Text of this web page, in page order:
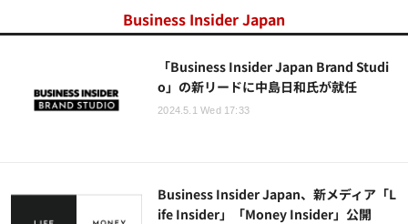
Business Insider Japan
「Business Insider Japan Brand Studi
o」の新リードに中島日和氏が就任
2024.5.1 Wed 17:33
Business Insider Japan、新メディア「L
ife Insider」「Money Insider」公開